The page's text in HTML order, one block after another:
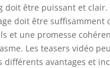
être puissant et
doit être
une promesse
Les teasers vidéo
avantages et